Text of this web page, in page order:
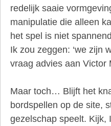
redelijk saaie
manipulatie die alleen
het spel is niet
Ik zou zeggen: ‘we zijn
vraag advies aan Victor
Maar toch… Blijft het
bordspellen op de site,
gezelschap speelt. Kijk,